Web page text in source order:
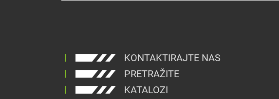
KONTAKTIRAJTE NAS
PRETRAŽITE
KATALOZI